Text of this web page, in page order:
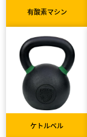
有酸素マシン
ケトルベル